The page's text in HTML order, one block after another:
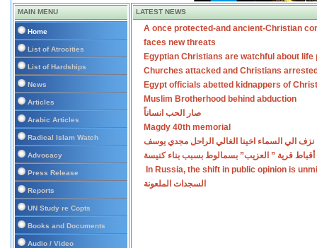
MAIN MENU
Home
List of Atrocities
List of Hardships
News
Articles
Arabic Articles
Radical Islam Watch
Advocacy
Press Release
Reports
UN Study re Copts
Books and Documents
Audio / Video
LATEST NEWS
A once protected-and ancient-Christian
faces new threats
Egyptian Christians are watchful about life
Churches attacked and Christians
Egypt officials abetted kidnappers of
Muslim Brotherhood behind abduction
صار الحب انساناً
Magdy 40th memorial
نزف الي السماء اخينا الغالي الراحل مجدي يوسف
أقباط قرية ” العزيب” بسمالوط بسبب بناء كنيسة
In Russia, the shift in public opinion is
السجدات الملعونة